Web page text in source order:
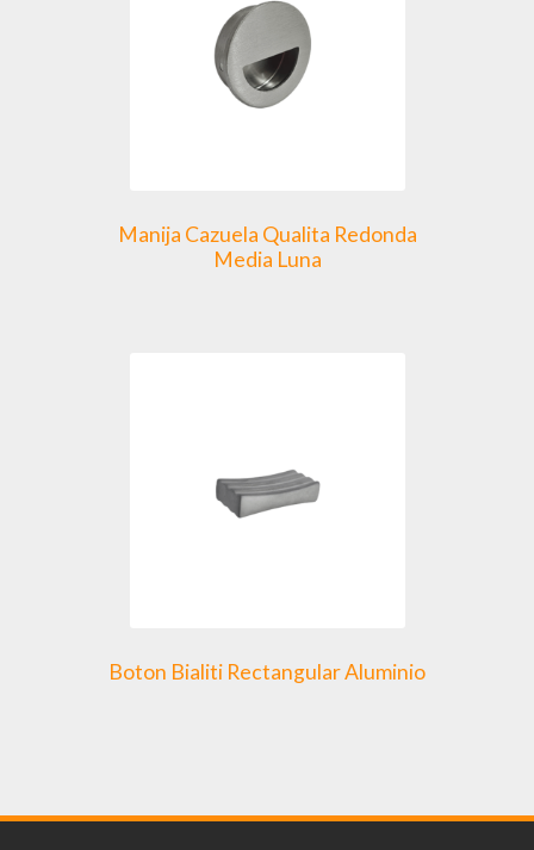
Manija Cazuela Qualita Redonda
Media Luna
Boton Bialiti Rectangular Aluminio